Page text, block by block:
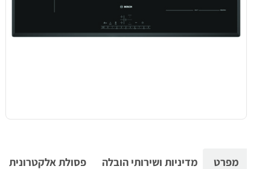
מפרט מדיניות ושירותי הובלה פסולת אלקטרונית